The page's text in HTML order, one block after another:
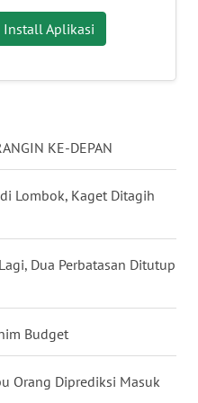
Install Aplikasi
KE-DEPAN
Lombok, Kaget Ditagih
Dua Perbatasan Ditutup
Budget
Orang Diprediksi Masuk